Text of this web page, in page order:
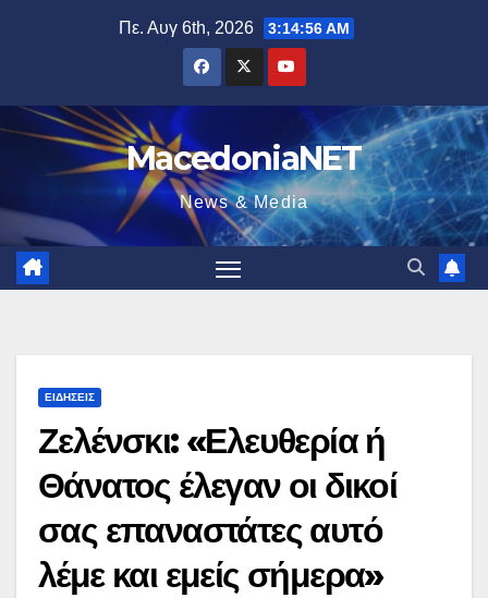
Πε. Αυγ 6th, 2026 3:14:57 AM
MacedoniaNET
News & Media
ΕΙΔΉΣΕΙΣ
Ζελένσκι: «Ελευθερία ή
Θάνατος έλεγαν οι δικοί
σας επαναστάτες αυτό
λέμε και εμείς σήμερα»